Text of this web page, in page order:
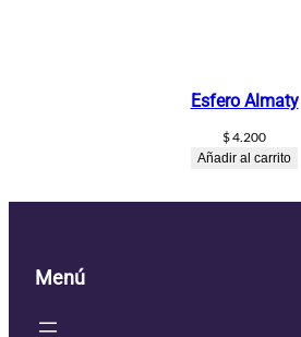
Esfero Almaty
$4.200
Añadir al carrito
Menú